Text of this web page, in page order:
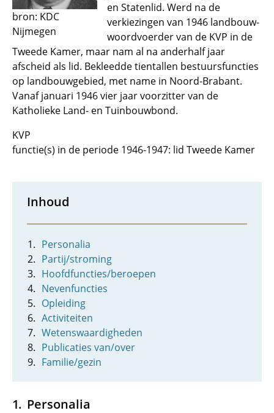
bron: KDC
Nijmegen
en Statenlid. Werd na de
verkiezingen van 1946 landbouw-
woordvoerder van de KVP in de
Tweede Kamer, maar nam al na anderhalf jaar
afscheid als lid. Bekleedde tientallen bestuursfuncties
op landbouwgebied, met name in Noord-Brabant.
Vanaf januari 1946 vier jaar voorzitter van de
Katholieke Land- en Tuinbouwbond.
KVP
functie(s) in de periode 1946-1947: lid Tweede Kamer
Inhoud
Personalia
Partij/stroming
Hoofdfuncties/beroepen
Nevenfuncties
Opleiding
Activiteiten
Wetenswaardigheden
Publicaties van/over
Familie/gezin
Personalia